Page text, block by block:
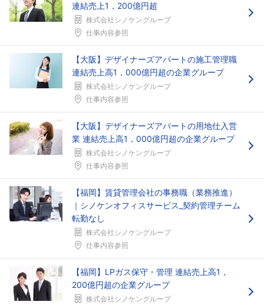
連結売上1，200億円超
株式会社シノケングループ
仕事内容参照
【大阪】デザイナーズアパートの施工管理職
連結売上高1，000億円超の企業グループ
株式会社シノケングループ
仕事内容参照
【大阪】デザイナーズアパートの用地仕入営
業 連結売上高1，000億円超の企業グループ
株式会社シノケングループ
仕事内容参照
【福岡】賃貸管理会社の事務職（業務推進）
｜シノケンオフィスサービス_契約管理チーム
転勤なし
株式会社シノケングループ
仕事内容参照
【福岡】LPガス保守・管理 連結売上高1，
200億円超の企業グループ
株式会社シノケングループ